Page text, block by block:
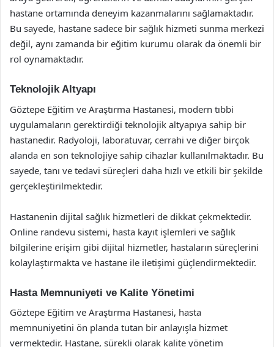
hastane ortamında deneyim kazanmalarını sağlamaktadır.
Bu sayede, hastane sadece bir sağlık hizmeti sunma merkezi
değil, aynı zamanda bir eğitim kurumu olarak da önemli bir
rol oynamaktadır.
Teknolojik Altyapı
Göztepe Eğitim ve Araştırma Hastanesi, modern tıbbi
uygulamaların gerektirdiği teknolojik altyapıya sahip bir
hastanedir. Radyoloji, laboratuvar, cerrahi ve diğer birçok
alanda en son teknolojiye sahip cihazlar kullanılmaktadır. Bu
sayede, tanı ve tedavi süreçleri daha hızlı ve etkili bir şekilde
gerçekleştirilmektedir.
Hastanenin dijital sağlık hizmetleri de dikkat çekmektedir.
Online randevu sistemi, hasta kayıt işlemleri ve sağlık
bilgilerine erişim gibi dijital hizmetler, hastaların süreçlerini
kolaylaştırmakta ve hastane ile iletişimi güçlendirmektedir.
Hasta Memnuniyeti ve Kalite Yönetimi
Göztepe Eğitim ve Araştırma Hastanesi, hasta
memnuniyetini ön planda tutan bir anlayışla hizmet
vermektedir. Hastane, sürekli olarak kalite yönetim